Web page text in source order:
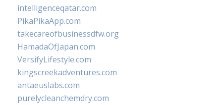
intelligenceqatar.com
PikaPikaApp.com
takecareofbusinessdfw.org
HamadaOfJapan.com
VersifyLifestyle.com
kingscreekadventures.com
antaeuslabs.com
purelycleanchemdry.com